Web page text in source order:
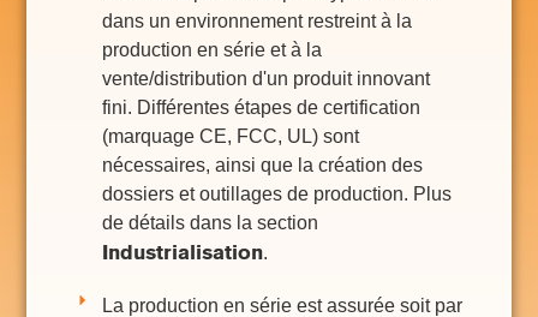
dans un environnement restreint à la
production en série et à la
vente/distribution d'un produit innovant
fini. Différentes étapes de certification
(marquage CE, FCC, UL) sont
nécessaires, ainsi que la création des
dossiers et outillages de production. Plus
de détails dans la section
Industrialisation.
La production en série est assurée soit par